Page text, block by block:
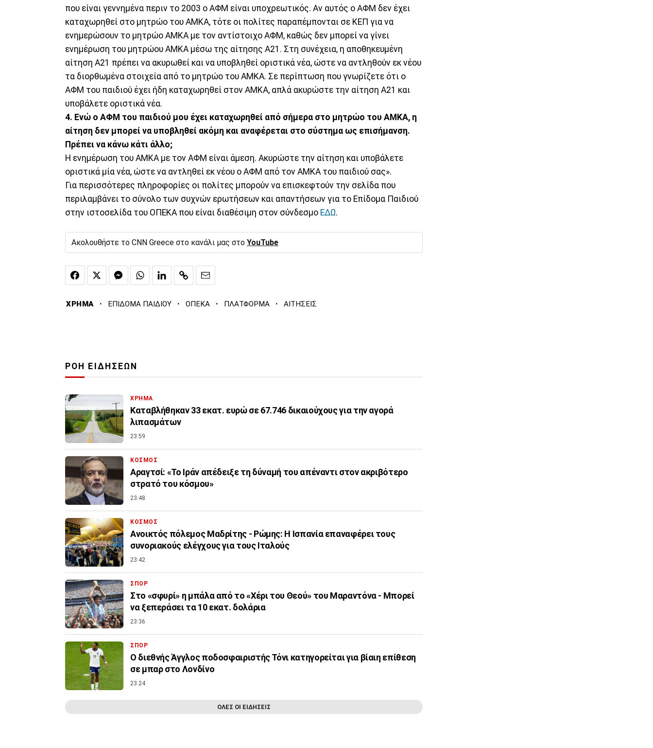
που είναι γεννημένα περιν το 2003 ο ΑΦΜ είναι υποχρεωτικός. Αν αυτός ο ΑΦΜ δεν έχει
καταχωρηθεί στο μητρώο του ΑΜΚΑ, τότε οι πολίτες παραπέμπονται σε ΚΕΠ για να
ενημερώσουν το μητρώο ΑΜΚΑ με τον αντίστοιχο ΑΦΜ, καθώς δεν μπορεί να γίνει
ενημέρωση του μητρώου ΑΜΚΑ μέσω της αίτησης Α21. Στη συνέχεια, η αποθηκευμένη
αίτηση Α21 πρέπει να ακυρωθεί και να υποβληθεί οριστικά νέα, ώστε να αντληθούν εκ νέου
τα διορθωμένα στοιχεία από το μητρώο του ΑΜΚΑ. Σε περίπτωση που γνωρίζετε ότι ο
ΑΦΜ του παιδιού έχει ήδη καταχωρηθεί στον ΑΜΚΑ, απλά ακυρώστε την αίτηση Α21 και
υποβάλετε οριστικά νέα.
4. Ενώ ο ΑΦΜ του παιδιού μου έχει καταχωρηθεί από σήμερα στο μητρώο του ΑΜΚΑ, η
αίτηση δεν μπορεί να υποβληθεί ακόμη και αναφέρεται στο σύστημα ως επισήμανση.
Πρέπει να κάνω κάτι άλλο;
Η ενημέρωση του ΑΜΚΑ με τον ΑΦΜ είναι άμεση. Ακυρώστε την αίτηση και υποβάλετε
οριστικά μία νέα, ώστε να αντληθεί εκ νέου ο ΑΦΜ από τον ΑΜΚΑ του παιδιού σας».
Για περισσότερες πληροφορίες οι πολίτες μπορούν να επισκεφτούν την σελίδα που
περιλαμβάνει το σύνολο των συχνών ερωτήσεων και απαντήσεων για το Επίδομα Παιδιού
στην ιστοσελίδα του ΟΠΕΚΑ που είναι διαθέσιμη στον σύνδεσμο ΕΔΩ.
Ακολουθήστε το CNN Greece στο κανάλι μας στο YouTube
ΧΡΗΜΑ · ΕΠΙΔΟΜΑ ΠΑΙΔΙΟΥ · ΟΠΕΚΑ · ΠΛΑΤΦΟΡΜΑ · ΑΙΤΗΣΕΙΣ
ΡΟΗ ΕΙΔΗΣΕΩΝ
ΧΡΗΜΑ
Καταβλήθηκαν 33 εκατ. ευρώ σε 67.746 δικαιούχους για την αγορά
λιπασμάτων
23:59
ΚΟΣΜΟΣ
Αραγτσί: «Το Ιράν απέδειξε τη δύναμή του απέναντι στον ακριβότερο
στρατό του κόσμου»
23:48
ΚΟΣΜΟΣ
Ανοικτός πόλεμος Μαδρίτης - Ρώμης: Η Ισπανία επαναφέρει τους
συνοριακούς ελέγχους για τους Ιταλούς
23:42
ΣΠΟΡ
Στο «σφυρί» η μπάλα από το «Χέρι του Θεού» του Μαραντόνα - Μπορεί
να ξεπεράσει τα 10 εκατ. δολάρια
23:36
ΣΠΟΡ
Ο διεθνής Άγγλος ποδοσφαιριστής Τόνι κατηγορείται για βίαιη επίθεση
σε μπαρ στο Λονδίνο
23:24
ΟΛΕΣ ΟΙ ΕΙΔΗΣΕΙΣ